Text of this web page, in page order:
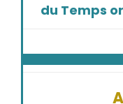
du Temps